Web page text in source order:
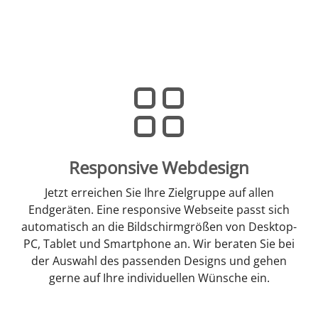
Responsive Webdesign
Jetzt erreichen Sie Ihre Zielgruppe auf allen
Endgeräten. Eine responsive Webseite passt sich
automatisch an die Bildschirmgrößen von Desktop-
PC, Tablet und Smartphone an. Wir beraten Sie bei
der Auswahl des passenden Designs und gehen
gerne auf Ihre individuellen Wünsche ein.